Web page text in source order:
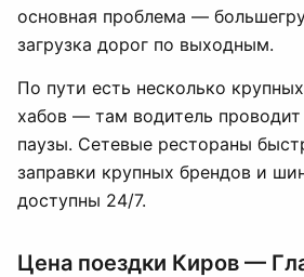
основная проблема —
загрузка дорог по выходным.
По пути есть несколько
хабов — там водитель проводит
паузы. Сетевые рестораны
заправки крупных брендов и
доступны 24/7.
Цена поездки Киров —